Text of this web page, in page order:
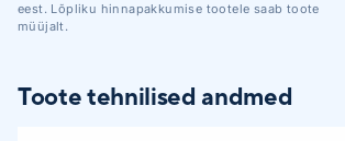
eest. Lõpliku hinnapakkumise tootele saab toote
müüjalt.
Toote tehnilised andmed